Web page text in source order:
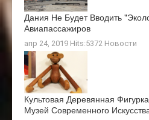
Дания Не Будет Вводить
Авиапассажиров
апр 24, 2019 Hits:5372 Новости
Культовая Деревянная
Музей Современного